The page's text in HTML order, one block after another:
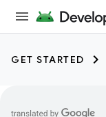
GET STARTED